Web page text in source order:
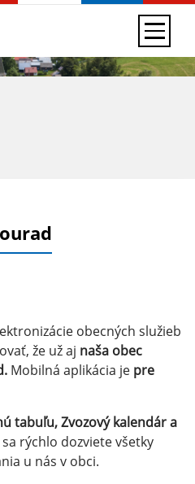
obecných služieb
že už aj naša obec
Mobilná aplikácia je pre
tabuľu, Zvozový kalendár a
rýchlo dozviete všetky
u nás v obci.